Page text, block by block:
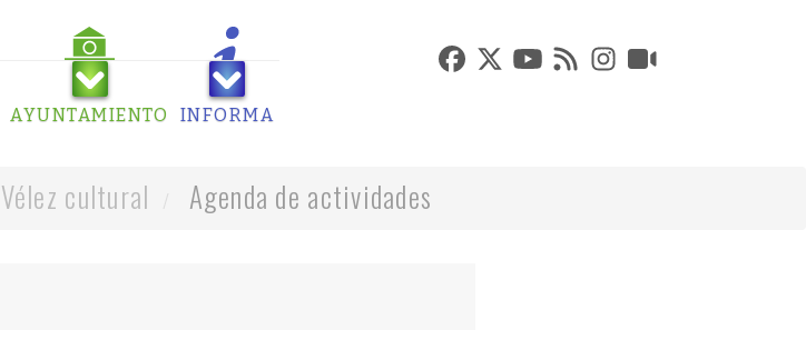
AYUNTAMIENTO INFORMA
Vélez cultural Agenda de actividades